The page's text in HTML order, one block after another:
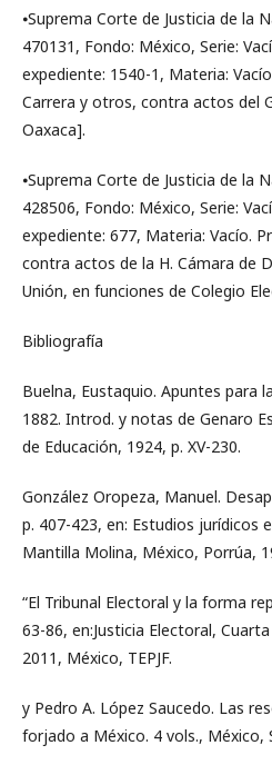
⦁Suprema Corte de Justicia de la
470131, Fondo: México, Serie:
expediente: 1540-1, Materia:
Carrera y otros, contra actos del
Oaxaca].
⦁Suprema Corte de Justicia de la
428506, Fondo: México, Serie:
expediente: 677, Materia: Vacío.
contra actos de la H. Cámara de
Unión, en funciones de Colegio
Bibliografía
Buelna, Eustaquio. Apuntes para
1882. Introd. y notas de Genaro
de Educación, 1924, p. XV-230.
González Oropeza, Manuel.
p. 407-423, en: Estudios jurídicos
Mantilla Molina, México, Porrúa,
“El Tribunal Electoral y la forma
63-86, en:Justicia Electoral,
2011, México, TEPJF.
y Pedro A. López Saucedo. Las
forjado a México. 4 vols., México,